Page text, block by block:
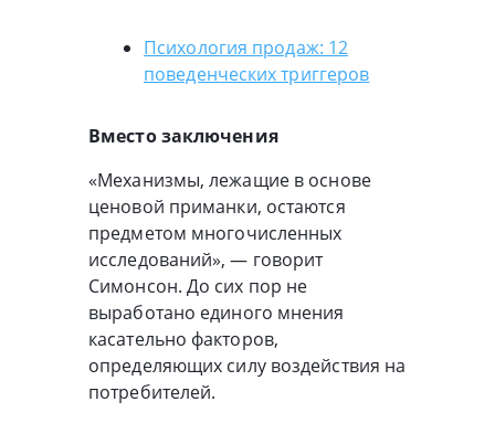
Психология продаж: 12
поведенческих триггеров
Вместо заключения
«Механизмы, лежащие в основе
ценовой приманки, остаются
предметом многочисленных
исследований», — говорит
Симонсон. До сих пор не
выработано единого мнения
касательно факторов,
определяющих силу воздействия на
потребителей.